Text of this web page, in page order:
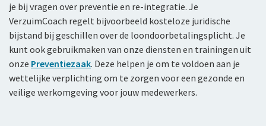
je bij vragen over preventie en re-integratie. Je
VerzuimCoach regelt bijvoorbeeld kosteloze juridische
bijstand bij geschillen over de loondoorbetalingsplicht. Je
kunt ook gebruikmaken van onze diensten en trainingen uit
onze Preventiezaak. Deze helpen je om te voldoen aan je
wettelijke verplichting om te zorgen voor een gezonde en
veilige werkomgeving voor jouw medewerkers.